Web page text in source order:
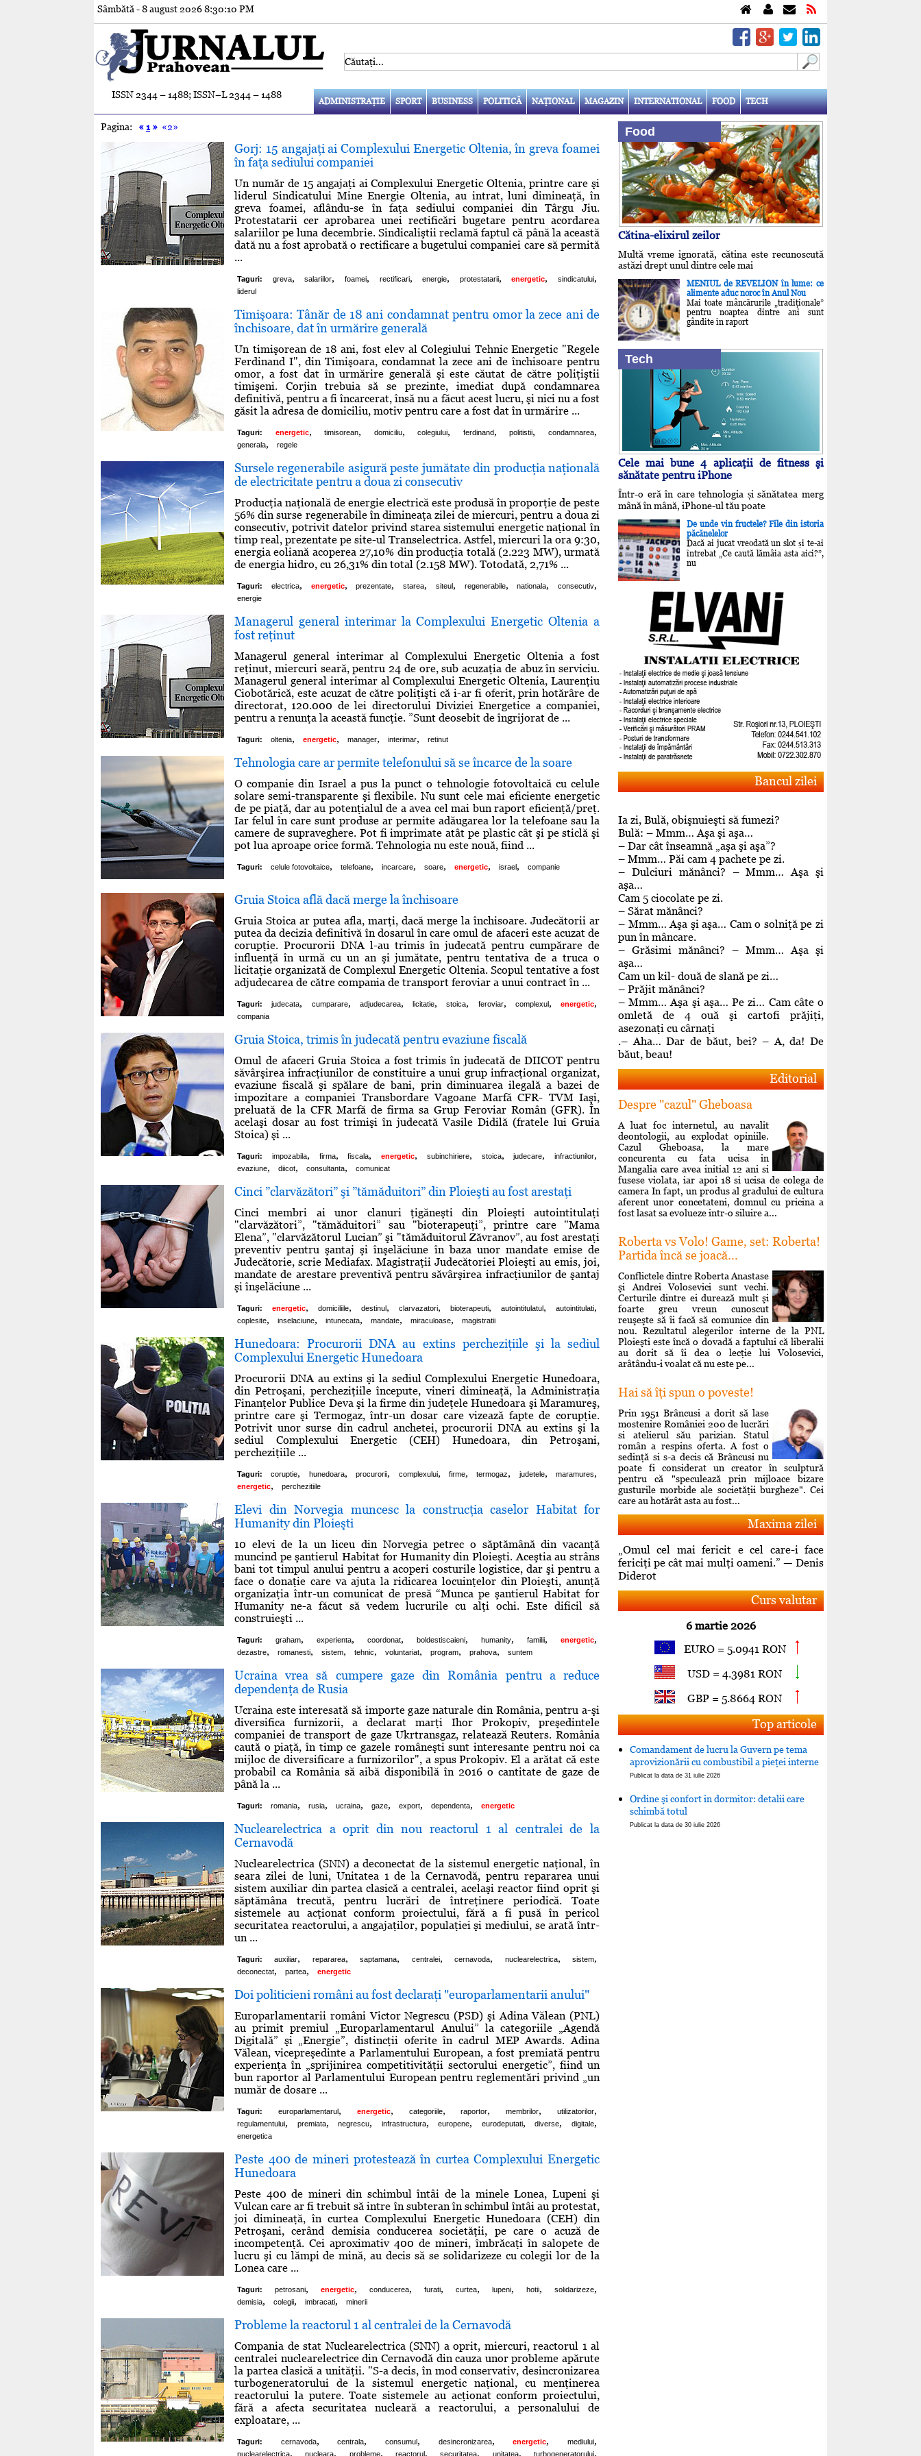
Sâmbătă - 8 august 20268:30:11 PM
ISSN 2344 – 1488; ISSN–L 2344 – 1488
ADMINISTRAŢIE SPORT BUSINESS POLITICĂ NAŢIONAL MAGAZIN INTERNATIONAL FOOD TECH
Pagina: «1 » «2»
Gorj: 15 angajaţi ai Complexului Energetic Oltenia, în greva foamei
în faţa sediului companiei
Un număr de 15 angajaţi ai Complexului Energetic Oltenia, printre care şi
liderul Sindicatului Mine Energie Oltenia, au intrat, luni dimineaţă, în
greva foamei, aflându-se în faţa sediului companiei din Târgu Jiu.
Protestatarii cer aprobarea unei rectificări bugetare pentru acordarea
salariilor pe luna decembrie. Sindicaliştii reclamă faptul că până la această
dată nu a fost aprobată o rectificare a bugetului companiei care să permită
...
Taguri: greva, salariilor, foamei, rectificari, energie, protestatarii, energetic, sindicatului,
liderul
Timişoara: Tânăr de 18 ani condamnat pentru omor la zece ani de
închisoare, dat în urmărire generală
Un timişorean de 18 ani, fost elev al Colegiului Tehnic Energetic "Regele
Ferdinand I", din Timişoara, condamnat la zece ani de închisoare pentru
omor, a fost dat în urmărire generală şi este căutat de către poliţiştii
timişeni. Corjin trebuia să se prezinte, imediat după condamnarea
definitivă, pentru a fi încarcerat, însă nu a făcut acest lucru, şi nici nu a fost
găsit la adresa de domiciliu, motiv pentru care a fost dat în urmărire ...
Taguri: energetic, timisorean, domiciliu, colegiului, ferdinand, politistii, condamnarea,
generala, regele
Sursele regenerabile asigură peste jumătate din producţia naţională
de electricitate pentru a doua zi consecutiv
Producţia naţională de energie electrică este produsă în proporţie de peste
56% din surse regenerabile în dimineaţa zilei de miercuri, pentru a doua zi
consecutiv, potrivit datelor privind starea sistemului energetic naţional în
timp real, prezentate pe site-ul Transelectrica. Astfel, miercuri la ora 9:30,
energia eoliană acoperea 27,10% din producţia totală (2.223 MW), urmată
de energia hidro, cu 26,31% din total (2.158 MW). Totodată, 2,71% ...
Taguri: electrica, energetic, prezentate, starea, siteul, regenerabile, nationala, consecutiv,
energie
Managerul general interimar la Complexului Energetic Oltenia a
fost reţinut
Managerul general interimar al Complexului Energetic Oltenia a fost
reţinut, miercuri seară, pentru 24 de ore, sub acuzaţia de abuz în serviciu.
Managerul general interimar al Complexului Energetic Oltenia, Laurenţiu
Ciobotărică, este acuzat de către poliţişti că i-ar fi oferit, prin hotărâre de
directorat, 120.000 de lei directorului Diviziei Energetice a companiei,
pentru a renunţa la această funcţie. ”Sunt deosebit de îngrijorat de ...
Taguri: oltenia, energetic, manager, interimar, retinut
Tehnologia care ar permite telefonului să se încarce de la soare
O companie din Israel a pus la punct o tehnologie fotovoltaică cu celule
solare semi-transparente şi flexibile. Nu sunt cele mai eficiente energetic
de pe piaţă, dar au potenţialul de a avea cel mai bun raport eficienţă/preţ.
Iar felul în care sunt produse ar permite adăugarea lor la telefoane sau la
camere de supraveghere. Pot fi imprimate atât pe plastic cât şi pe sticlă şi
pot lua aproape orice formă. Tehnologia nu este nouă, fiind ...
Taguri: celule fotovoltaice, telefoane, incarcare, soare, energetic, israel, companie
Gruia Stoica află dacă merge la închisoare
Gruia Stoica ar putea afla, marţi, dacă merge la închisoare. Judecătorii ar
putea da decizia definitivă în dosarul în care omul de afaceri este acuzat de
corupţie. Procurorii DNA l-au trimis în judecată pentru cumpărare de
influenţă în urmă cu un an şi jumătate, pentru tentativa de a truca o
licitaţie organizată de Complexul Energetic Oltenia. Scopul tentative a fost
adjudecarea de către compania de transport feroviar a unui contract în ...
Taguri: judecata, cumparare, adjudecarea, licitatie, stoica, feroviar, complexul, energetic,
compania
Gruia Stoica, trimis în judecată pentru evaziune fiscală
Omul de afaceri Gruia Stoica a fost trimis în judecată de DIICOT pentru
săvârşirea infracţiunilor de constituire a unui grup infracţional organizat,
evaziune fiscală şi spălare de bani, prin diminuarea ilegală a bazei de
impozitare a companiei Transbordare Vagoane Marfă CFR- TVM Iaşi,
preluată de la CFR Marfă de firma sa Grup Feroviar Român (GFR). În
acelaşi dosar au fost trimişi în judecată Vasile Didilă (fratele lui Gruia
Stoica) şi ...
Taguri: impozabila, firma, fiscala, energetic, subinchiriere, stoica, judecare, infractiunilor,
evaziune, diicot, consultanta, comunicat
Cinci ”clarvăzători” şi ”tămăduitori” din Ploieşti au fost arestaţi
Cinci membri ai unor clanuri ţigăneşti din Ploieşti autointitulaţi
"clarvăzători”, "tămăduitori” sau "bioterapeuţi”, printre care "Mama
Elena”, "clarvăzătorul Lucian” şi "tămăduitorul Zăvranov”, au fost arestaţi
preventiv pentru şantaj şi înşelăciune în baza unor mandate emise de
Judecătorie, scrie Mediafax. Magistraţii Judecătoriei Ploieşti au emis, joi,
mandate de arestare preventivă pentru săvârşirea infracţiunilor de şantaj
şi înşelăciune ...
Taguri: energetic, domiciliile, destinul, clarvazatori, bioterapeuti, autointitulatul, autointitulati,
coplesite, inselaciune, intunecata, mandate, miraculoase, magistratii
Hunedoara: Procurorii DNA au extins percheziţiile şi la sediul
Complexului Energetic Hunedoara
Procurorii DNA au extins şi la sediul Complexului Energetic Hunedoara,
din Petroşani, percheziţiile începute, vineri dimineaţă, la Administraţia
Finanţelor Publice Deva şi la firme din judeţele Hunedoara şi Maramureş,
printre care şi Termogaz, într-un dosar care vizează fapte de corupţie.
Potrivit unor surse din cadrul anchetei, procurorii DNA au extins şi la
sediul Complexului Energetic (CEH) Hunedoara, din Petroşani,
percheziţiile ...
Taguri: coruptie, hunedoara, procurorii, complexului, firme, termogaz, judetele, maramures,
energetic, perchezitiile
Elevi din Norvegia muncesc la construcţia caselor Habitat for
Humanity din Ploieşti
10 elevi de la un liceu din Norvegia petrec o săptămână din vacanţă
muncind pe şantierul Habitat for Humanity din Ploieşti. Aceştia au strâns
bani tot timpul anului pentru a acoperi costurile logistice, dar şi pentru a
face o donaţie care va ajuta la ridicarea locuinţelor din Ploieşti, anunţă
organizaţia într-un comunicat de presă “Munca pe şantierul Habitat for
Humanity ne-a făcut să vedem lucrurile cu alţi ochi. Este dificil să
construieşti ...
Taguri: graham, experienta, coordonat, boldestiscaieni, humanity, familii, energetic,
dezastre, romanesti, sistem, tehnic, voluntariat, program, prahova, suntem
Ucraina vrea să cumpere gaze din România pentru a reduce
dependenţa de Rusia
Ucraina este interesată să importe gaze naturale din România, pentru a-şi
diversifica furnizorii, a declarat marţi Ihor Prokopiv, preşedintele
companiei de transport de gaze Ukrtransgaz, relatează Reuters. România
caută o piaţă, în timp ce gazele româneşti sunt interesante pentru noi ca
mijloc de diversificare a furnizorilor", a spus Prokopiv. El a arătat că este
probabil ca România să aibă disponibilă în 2016 o cantitate de gaze de
până la ...
Taguri: romania, rusia, ucraina, gaze, export, dependenta, energetic
Nuclearelectrica a oprit din nou reactorul 1 al centralei de la
Cernavodă
Nuclearelectrica (SNN) a deconectat de la sistemul energetic naţional, în
seara zilei de luni, Unitatea 1 de la Cernavodă, pentru repararea unui
sistem auxiliar din partea clasică a centralei, acelaşi reactor fiind oprit şi
săptămâna trecută, pentru lucrări de întreţinere periodică. Toate
sistemele au acţionat conform proiectului, fără a fi pusă în pericol
securitatea reactorului, a angajaţilor, populaţiei şi mediului, se arată într-
un ...
Taguri: auxiliar, repararea, saptamana, centralei, cernavoda, nuclearelectrica, sistem,
deconectat, partea, energetic
Doi politicieni români au fost declaraţi "europarlamentarii anului"
Europarlamentarii români Victor Negrescu (PSD) şi Adina Vălean (PNL)
au primit premiul „Europarlamentarul Anului” la categoriile „Agendă
Digitală” şi „Energie”, distincţii oferite în cadrul MEP Awards. Adina
Vălean, vicepreşedinte a Parlamentului European, a fost premiată pentru
experienţa în „sprijinirea competitivităţii sectorului energetic”, fiind un
bun raportor al Parlamentului European pentru reglementări privind „un
număr de dosare ...
Taguri: europarlamentarul, energetic, categoriile, raportor, membrilor, utilizatorilor,
regulamentului, premiata, negrescu, infrastructura, europene, eurodeputati, diverse, digitale,
energetica
Peste 400 de mineri protestează în curtea Complexului Energetic
Hunedoara
Peste 400 de mineri din schimbul întâi de la minele Lonea, Lupeni şi
Vulcan care ar fi trebuit să intre în subteran în schimbul întâi au protestat,
joi dimineaţă, în curtea Complexului Energetic Hunedoara (CEH) din
Petroşani, cerând demisia conducerea societăţii, pe care o acuză de
incompetenţă. Cei aproximativ 400 de mineri, îmbrăcaţi în salopete de
lucru şi cu lămpi de mină, au decis să se solidarizeze cu colegii lor de la
Lonea care ...
Taguri: petrosani, energetic, conducerea, furati, curtea, lupeni, hotii, solidarizeze,
demisia, colegii, imbracati, minerii
Probleme la reactorul 1 al centralei de la Cernavodă
Compania de stat Nuclearelectrica (SNN) a oprit, miercuri, reactorul 1 al
centralei nuclearelectrice din Cernavodă din cauza unor probleme apărute
la partea clasică a unităţii. "S-a decis, în mod conservativ, desincronizarea
turbogeneratorului de la sistemul energetic naţional, cu menţinerea
reactorului la putere. Toate sistemele au acţionat conform proiectului,
fără a afecta securitatea nucleară a reactorului, a personalului de
exploatare, ...
Taguri: cernavoda, centrala, consumul, desincronizarea, energetic, mediului,
nuclearelectrica, nucleara, probleme, reactorul, securitatea, unitatea, turbogeneratorului,
Food
Cătina-elixirul zeilor
Multă vreme ignorată, cătina este recunoscută
astăzi drept unul dintre cele mai
MENIUL de REVELION în lume: ce
alimente aduc noroc în Anul Nou
Mai toate mâncărurile „tradiţionale”
pentru noaptea dintre ani sunt
gândite în raport
Tech
Cele mai bune 4 aplicaţii de fitness şi
sănătate pentru iPhone
Într-o eră în care tehnologia și sănătatea merg
mână în mână, iPhone-ul tău poate
De unde vin fructele? File din istoria
păcănelelor
Dacă ai jucat vreodată un slot și te-ai
întrebat „Ce caută lămâia asta aici?”,
nu
Bancul zilei
Ia zi, Bulă, obişnuieşti să fumezi?
Bulă: – Mmm… Aşa şi aşa…
– Dar cât înseamnă „aşa şi aşa”?
– Mmm… Păi cam 4 pachete pe zi.
– Dulciuri mănânci? – Mmm… Aşa şi
aşa…
Cam 5 ciocolate pe zi.
– Sărat mănânci?
– Mmm… Aşa şi aşa… Cam o solniţă pe zi
pun în mâncare.
– Grăsimi mănânci? – Mmm… Aşa şi
aşa…
Cam un kil- două de slană pe zi…
– Prăjit mănânci?
– Mmm… Aşa şi aşa… Pe zi… Cam câte o
omletă de 4 ouă şi cartofi prăjiţi,
asezonaţi cu cârnaţi
.– Aha… Dar de băut, bei? – A, da! De
băut, beau!
Editorial
Despre "cazul" Gheboasa
A luat foc internetul, au navalit
deontologii, au explodat opiniile.
Cazul Gheboasa, la mare
concurenta cu fata ucisa in
Mangalia care avea initial 12 ani si
fusese violata, iar apoi 18 si ucisa de colega de
camera In fapt, un produs al gradului de cultura
aferent unor concetateni, domnul cu pricina a
fost lasat sa evolueze intr-o siluire a...
Roberta vs Volo! Game, set: Roberta!
Partida încă se joacă...
Conflictele dintre Roberta Anastase
şi Andrei Volosevici sunt vechi.
Certurile dintre ei durează mult şi
foarte greu vreun cunoscut
reuşeşte să îi facă să comunice din
nou. Rezultatul alegerilor interne de la PNL
Ploieşti este încă o dovadă a faptului că liberalii
au dorit să îi dea o lecţie lui Volosevici,
arâtându-i voalat că nu este pe...
Hai să îţi spun o poveste!
Prin 1951 Brâncusi a dorit să lase
mostenire României 200 de lucrări
si atelierul său parizian. Statul
român a respins oferta. A fost o
sedinţă si s-a decis că Brâncusi nu
poate fi considerat un creator în sculptură
pentru că "speculează prin mijloace bizare
gusturile morbide ale societăţii burgheze". Cei
care au hotărât asta au fost...
Maxima zilei
„Omul cel mai fericit e cel care-i face
fericiţi pe cât mai mulţi oameni.” — Denis
Diderot
Curs valutar
6 martie 2026
EURO = 5.0941 RON
USD = 4.3981 RON
GBP = 5.8664 RON
Top articole
Comandament de lucru la Guvern pe tema
aprovizionării cu combustibil a pieţei interne
Publicat la data de 31 iulie 2026
Ordine şi confort in dormitor: detalii care
schimbă totul
Publicat la data de 30 iulie 2026